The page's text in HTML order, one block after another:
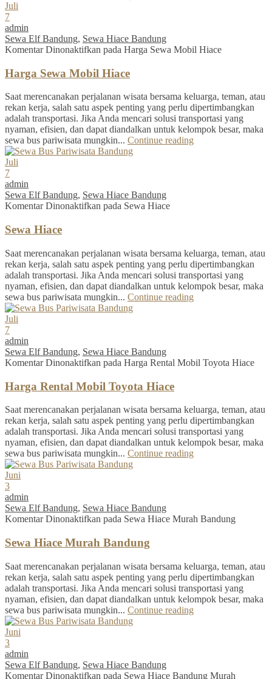
Juli
7
admin
Sewa Elf Bandung, Sewa Hiace Bandung
Komentar Dinonaktifkan pada Harga Sewa Mobil Hiace
Harga Sewa Mobil Hiace
Saat merencanakan perjalanan wisata bersama keluarga, teman, atau
rekan kerja, salah satu aspek penting yang perlu dipertimbangkan
adalah transportasi. Jika Anda mencari solusi transportasi yang
nyaman, efisien, dan dapat diandalkan untuk kelompok besar, maka
sewa bus pariwisata mungkin... Continue reading
Juli
7
admin
Sewa Elf Bandung, Sewa Hiace Bandung
Komentar Dinonaktifkan pada Sewa Hiace
Sewa Hiace
Saat merencanakan perjalanan wisata bersama keluarga, teman, atau
rekan kerja, salah satu aspek penting yang perlu dipertimbangkan
adalah transportasi. Jika Anda mencari solusi transportasi yang
nyaman, efisien, dan dapat diandalkan untuk kelompok besar, maka
sewa bus pariwisata mungkin... Continue reading
Juli
7
admin
Sewa Elf Bandung, Sewa Hiace Bandung
Komentar Dinonaktifkan pada Harga Rental Mobil Toyota Hiace
Harga Rental Mobil Toyota Hiace
Saat merencanakan perjalanan wisata bersama keluarga, teman, atau
rekan kerja, salah satu aspek penting yang perlu dipertimbangkan
adalah transportasi. Jika Anda mencari solusi transportasi yang
nyaman, efisien, dan dapat diandalkan untuk kelompok besar, maka
sewa bus pariwisata mungkin... Continue reading
Juni
3
admin
Sewa Elf Bandung, Sewa Hiace Bandung
Komentar Dinonaktifkan pada Sewa Hiace Murah Bandung
Sewa Hiace Murah Bandung
Saat merencanakan perjalanan wisata bersama keluarga, teman, atau
rekan kerja, salah satu aspek penting yang perlu dipertimbangkan
adalah transportasi. Jika Anda mencari solusi transportasi yang
nyaman, efisien, dan dapat diandalkan untuk kelompok besar, maka
sewa bus pariwisata mungkin... Continue reading
Juni
3
admin
Sewa Elf Bandung, Sewa Hiace Bandung
Komentar Dinonaktifkan pada Sewa Hiace Bandung Murah